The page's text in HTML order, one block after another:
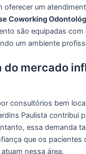
oferecer um
Coworking
são equipadas com
um ambiente
do mercado
consultórios bem
Paulista contribui
essa demanda
que os pacientes
nessa área.